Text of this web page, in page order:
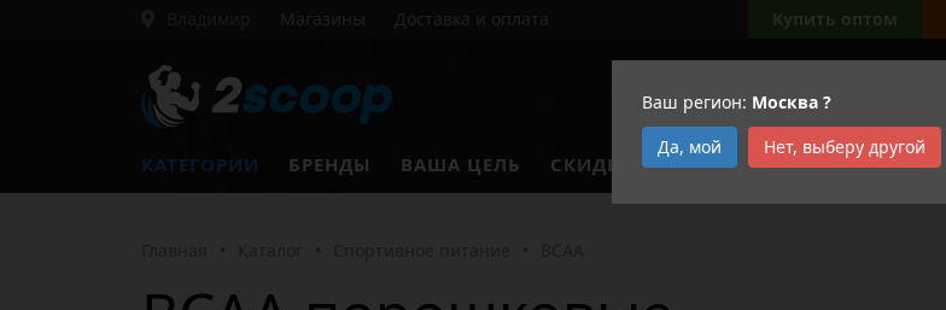
Ваш регион: Москва ?
Да, мой
Нет, выберу другой
Магазины Доставка и оплата Купить оптом
КАТЕГОРИИ БРЕНДЫ ВАША ЦЕЛЬ СКИДКИ АКЦИИ